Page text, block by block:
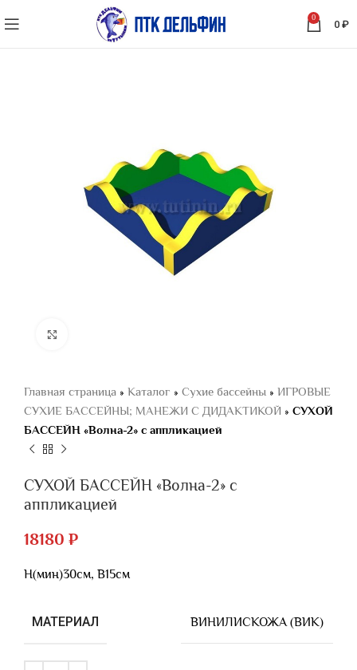
0
0 ₽
Главная страница » Каталог » Сухие бассейны » ИГРОВЫЕ
СУХИЕ БАССЕЙНЫ; МАНЕЖИ С ДИДАКТИКОЙ » СУХОЙ
БАССЕЙН «Волна-2» с аппликацией
СУХОЙ БАССЕЙН «Волна-2» с
аппликацией
18180 ₽
Н(мин)30см, В15см
МАТЕРИАЛ ВИНИЛИСКОЖА (ВИК)